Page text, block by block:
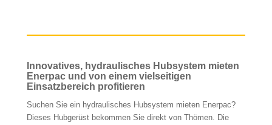
Innovatives, hydraulisches Hubsystem mieten
Enerpac und von einem vielseitigen
Einsatzbereich profitieren
Suchen Sie ein hydraulisches Hubsystem mieten Enerpac?
Dieses Hubgerüst bekommen Sie direkt von Thömen. Die